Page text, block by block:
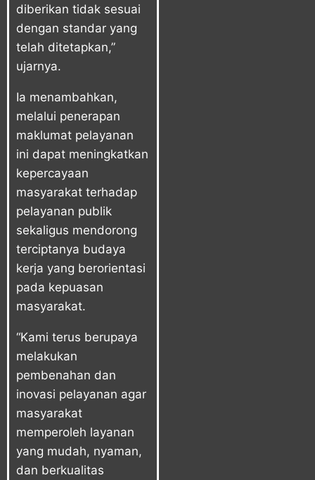
diberikan tidak sesuai
dengan standar yang
telah ditetapkan,”
ujarnya.
Ia menambahkan,
melalui penerapan
maklumat pelayanan
ini dapat meningkatkan
kepercayaan
masyarakat terhadap
pelayanan publik
sekaligus mendorong
terciptanya budaya
kerja yang berorientasi
pada kepuasan
masyarakat.
“Kami terus berupaya
melakukan
pembenahan dan
inovasi pelayanan agar
masyarakat
memperoleh layanan
yang mudah, nyaman,
dan berkualitas